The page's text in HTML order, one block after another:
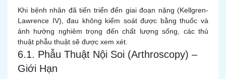
Khi bệnh nhân đã tiến triển đến giai đoạn nặng (Kellgren-
Lawrence IV), đau không kiểm soát được bằng thuốc và
ảnh hưởng nghiêm trọng đến chất lượng sống, các thủ
thuật phẫu thuật sẽ được xem xét.
6.1. Phẫu Thuật Nội Soi (Arthroscopy) –
Giới Hạn